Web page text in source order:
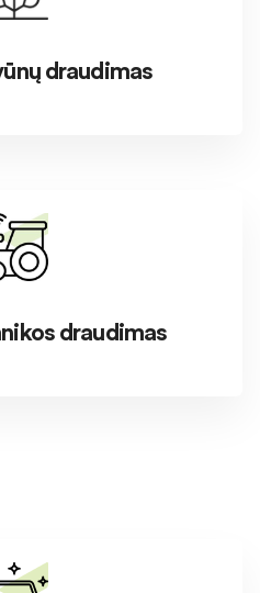
draudimas
draudimas